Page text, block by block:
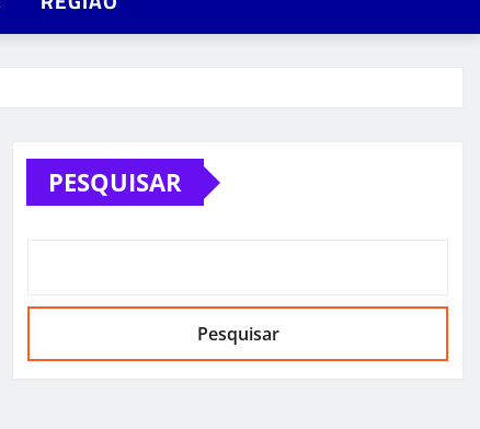
PESQUISAR
Pesquisar